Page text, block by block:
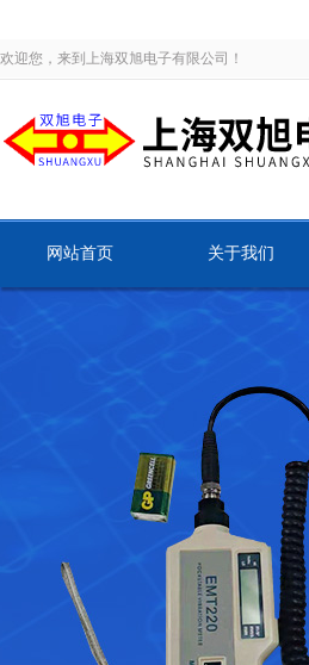
欢迎您，来到上海双旭电子有限公司！
网站首页 关于我们